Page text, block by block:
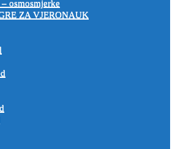
osmosmjerke
ZA VJERONAUK